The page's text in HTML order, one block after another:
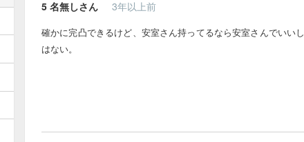
5 名無しさん 3年以上前
確かに完凸できるけど、安室さん持ってるなら安室さんでいい
はない。